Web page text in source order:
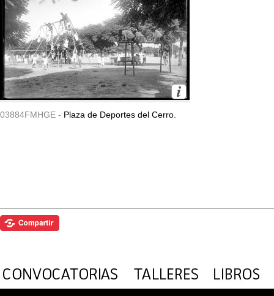
03884FMHGE - Plaza de Deportes del Cerro.